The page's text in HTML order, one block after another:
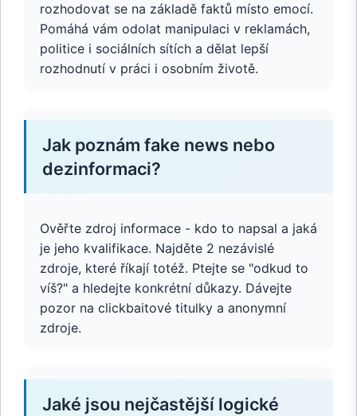
rozhodovat se na základě faktů místo emocí.
Pomáhá vám odolat manipulaci v reklamách,
politice i sociálních sítích a dělat lepší
rozhodnutí v práci i osobním životě.
Jak poznám fake news nebo
dezinformaci?
Ověřte zdroj informace - kdo to napsal a jaká
je jeho kvalifikace. Najděte 2 nezávislé
zdroje, které říkají totéž. Ptejte se "odkud to
víš?" a hledejte konkrétní důkazy. Dávejte
pozor na clickbaitové titulky a anonymní
zdroje.
Jaké jsou nejčastější logické